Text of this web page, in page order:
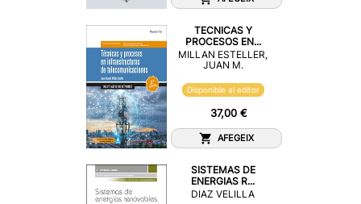
TECNICAS Y
PROCESOS EN...
MILLAN ESTELLER,
JUAN M.
Disponible al editor
37,00 €
AFEGEIX
SISTEMAS DE
ENERGIAS R...
DIAZ VELILLA